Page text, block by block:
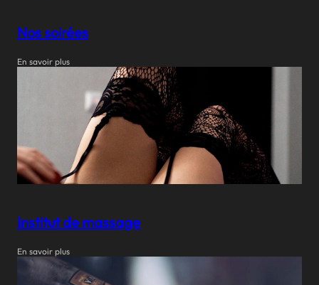
Nos soirées
En savoir plus
Institut de massage
En savoir plus